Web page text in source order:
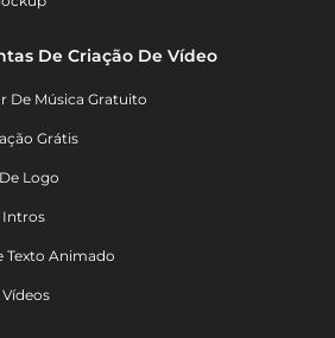
De Criação De Vídeo
De Música Gratuito
Grátis
Logo
Intros
Texto Animado